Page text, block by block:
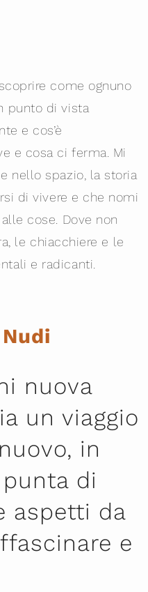
come ognuno
punto di vista
e cos’è
e cosa ci ferma. Mi
nello spazio, la storia
di vivere e che nomi
cose. Dove non
le chiacchiere e le
e radicanti.
nuova
un viaggio
in
di
aspetti da
e